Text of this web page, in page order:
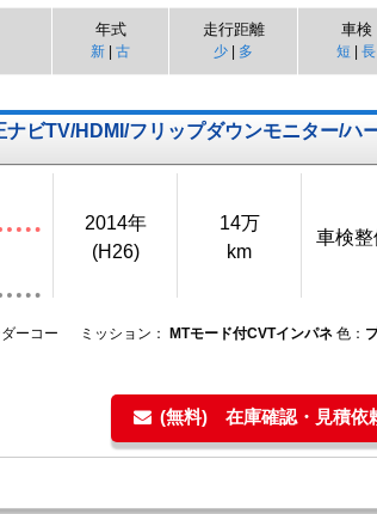
年式
新 | 古
走行距離
少 | 多
車検
短 | 長
ビTV/HDMI/フリップダウンモニター/ハ
2014年
(H26)
14万
km
車検整
ーコー
ミッション： MTモード付CVTインパネ 色：
(無料) 在庫確認・見積依